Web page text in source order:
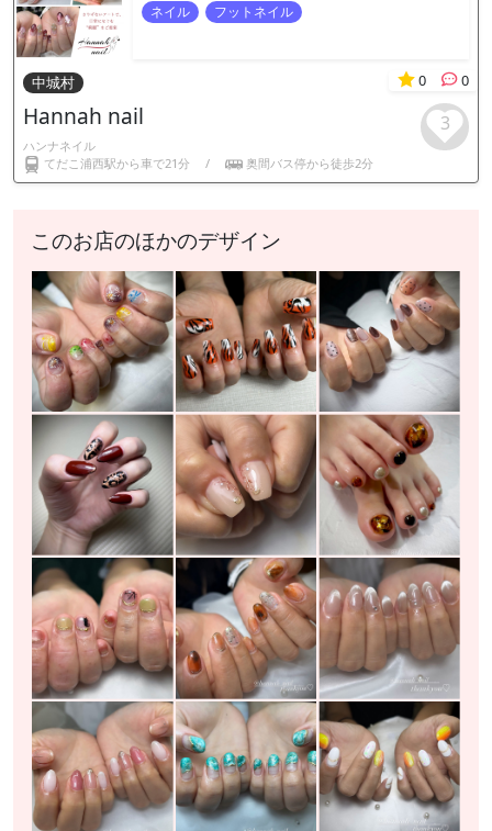
ネイル フットネイル
中城村 0 0
Hannah nail
ハンナネイル
てだこ浦西駅から車で21分
/ 奥間バス停から徒歩2分
3
このお店のほかのデザイン